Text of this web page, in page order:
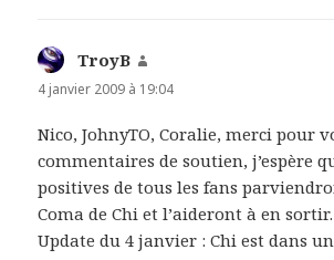
TroyB
4 janvier 2009 à 19:04
Nico, JohnyTO, Coralie, merci pour
commentaires de soutien, j’espère
positives de tous les fans
Coma de Chi et l’aideront à en
Update du 4 janvier : Chi est dans